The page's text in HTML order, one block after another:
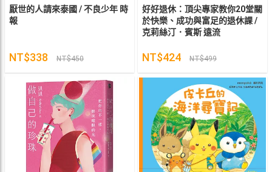
厭世的人請來泰國 / 不良少年 時
報
NT$338 NT$450
好好退休：頂尖專家教你20堂關
於快樂、成功與富足的退休課 /
克莉絲汀．賓斯 遠流
NT$424 NT$499